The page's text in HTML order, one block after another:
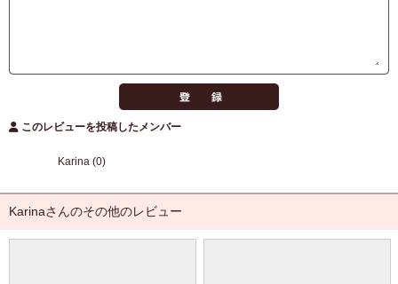
このレビューを投稿したメンバー
Karina (0)
Karinaさんのその他のレビュー